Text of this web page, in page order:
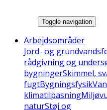
Toggle navigation
Arbejdsområder
Jord- og
rådgivning og
bygningerSkimmel,
fugtBygningsfysik
klimatilpasning
naturStøj og